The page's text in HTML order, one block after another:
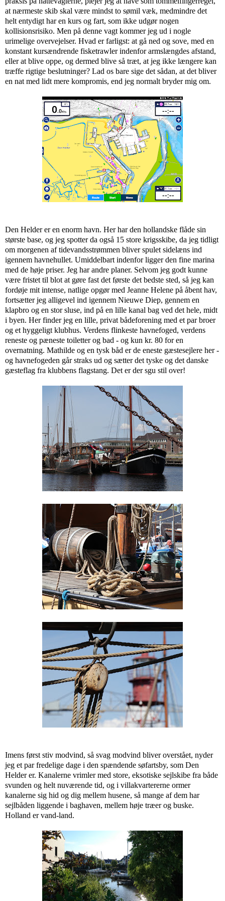
at nærmeste skib skal være mindst to sømil væk, medmindre det
helt entydigt har en kurs og fart, som ikke udgør nogen
kollisionsrisiko. Men på denne vagt kommer jeg ud i nogle
urimelige overvejelser. Hvad er farligst: at gå ned og sove, med en
konstant kursændrende fisketrawler indenfor armslængdes afstand,
eller at blive oppe, og dermed blive så træt, at jeg ikke længere kan
træffe rigtige beslutninger? Lad os bare sige det sådan, at det bliver
en nat med lidt mere kompromis, end jeg normalt bryder mig om.
Den Helder er en enorm havn. Her har den hollandske flåde sin
største base, og jeg spotter da også 15 store krigsskibe, da jeg tidligt
om morgenen af tidevandsstrømmen bliver spulet sidelæns ind
igennem havnehullet. Umiddelbart indenfor ligger den fine marina
med de høje priser. Jeg har andre planer. Selvom jeg godt kunne
være fristet til blot at gøre fast det første det bedste sted, så jeg kan
fordøje mit intense, natlige opgør med Jeanne Helene på åbent hav,
fortsætter jeg alligevel ind igennem Nieuwe Diep, gennem en
klapbro og en stor sluse, ind på en lille kanal bag ved det hele, midt
i byen. Her finder jeg en lille, privat bådeforening med et par broer
og et hyggeligt klubhus. Verdens flinkeste havnefoged, verdens
reneste og pæneste toiletter og bad - og kun kr. 80 for en
overnatning. Mathilde og en tysk båd er de eneste gæstesejlere her -
og havnefogeden går straks ud og sætter det tyske og det danske
gæsteflag fra klubbens flagstang. Det er der sgu stil over!
Imens først stiv modvind, så svag modvind bliver overstået, nyder
jeg et par fredelige dage i den spændende søfartsby, som Den
Helder er. Kanalerne vrimler med store, eksotiske sejlskibe fra både
svunden og helt nuværende tid, og i villakvartererne ormer
kanalerne sig hid og dig mellem husene, så mange af dem har
sejlbåden liggende i baghaven, mellem høje træer og buske.
Holland er vand-land.